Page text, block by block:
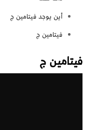
أين يوجد فيتامين ج
فيتامين ج
فيتامين ج